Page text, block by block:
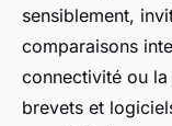
sensiblement,
comparaisons
connectivité ou
brevets et